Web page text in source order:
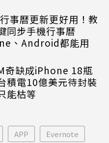
事曆更新更好用！教
同步手機行事曆
、Android都能用
奇缺成iPhone 18瓶
積電10億美元待封裝
能枯等
APP Evernote